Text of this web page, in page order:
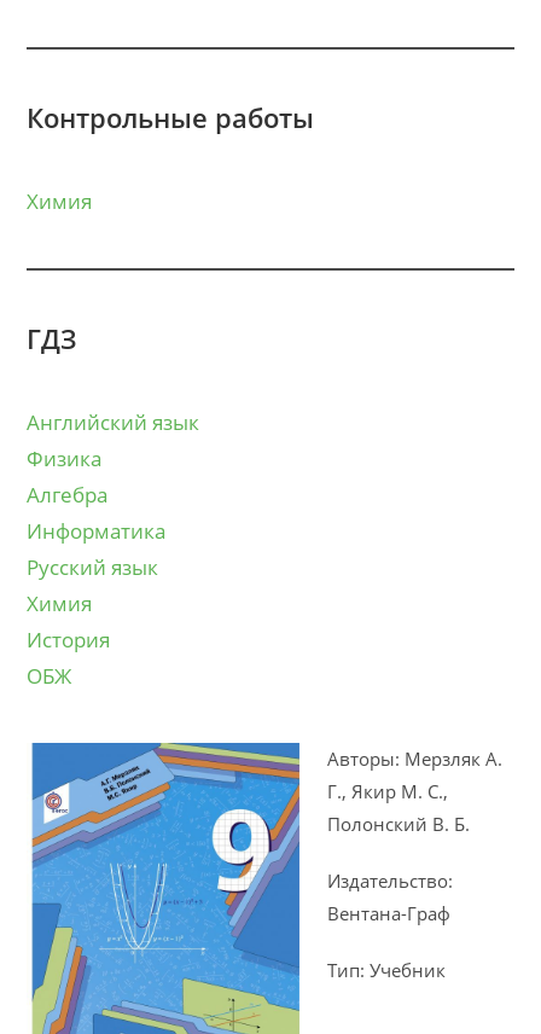
Контрольные работы
Химия
ГДЗ
Английский язык
Физика
Алгебра
Информатика
Русский язык
Химия
История
ОБЖ
Авторы: Мерзляк А.
Г., Якир М. С.,
Полонский В. Б.
Издательство:
Вентана-Граф
Тип: Учебник